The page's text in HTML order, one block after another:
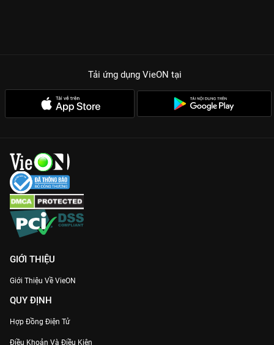
Tải ứng dụng VieON tại
GIỚI THIỆU
Giới Thiệu Về VieON
QUY ĐỊNH
Hợp Đồng Điện Tử
Điều Khoản Và Điều Kiện